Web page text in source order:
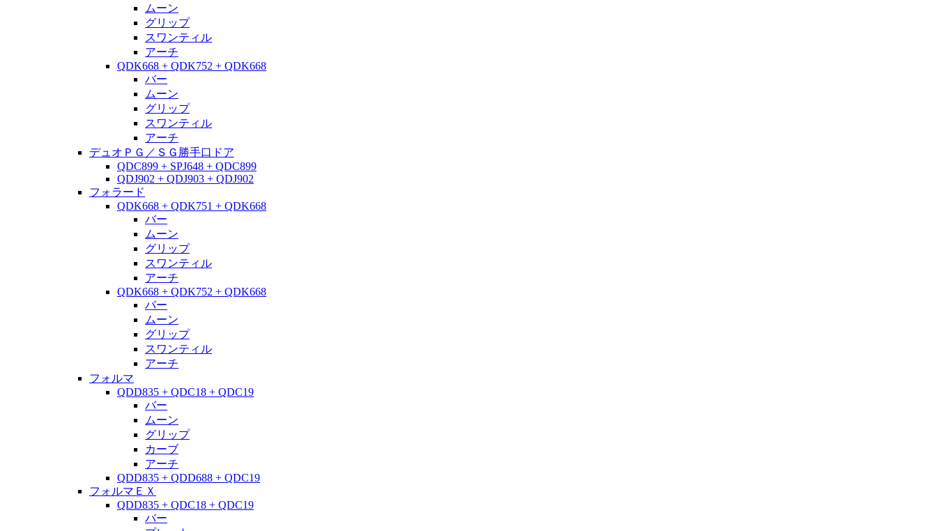
ムーン
グリップ
スワンティル
アーチ
QDK668 + QDK752 + QDK668
バー
ムーン
グリップ
スワンティル
アーチ
デュオＰＧ／ＳＧ勝手口ドア
QDC899 + SPJ648 + QDC899
QDJ902 + QDJ903 + QDJ902
フォラード
QDK668 + QDK751 + QDK668
バー
ムーン
グリップ
スワンティル
アーチ
QDK668 + QDK752 + QDK668
バー
ムーン
グリップ
スワンティル
アーチ
フォルマ
QDD835 + QDC18 + QDC19
バー
ムーン
グリップ
カーブ
アーチ
QDD835 + QDD688 + QDC19
フォルマＥＸ
QDD835 + QDC18 + QDC19
バー